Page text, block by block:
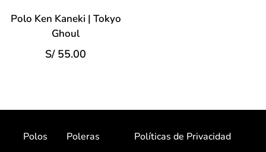
Polo Ken Kaneki | Tokyo
Ghoul
S/55.00
Polos
Poleras
Políticas de Privacidad